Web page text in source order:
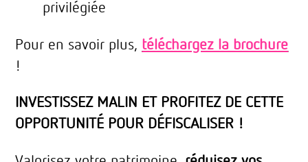
privilégiée
Pour en savoir plus, téléchargez la brochure
!
INVESTISSEZ MALIN ET PROFITEZ DE CETTE
OPPORTUNITÉ POUR DÉFISCALISER !